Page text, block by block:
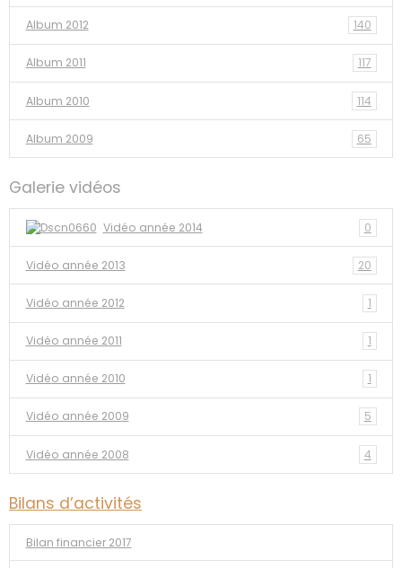
Album 2012 140
Album 2011 117
Album 2010 114
Album 2009 65
Galerie vidéos
Vidéo année 2014 0
Vidéo année 2013 20
Vidéo année 2012 1
Vidéo année 2011 1
Vidéo année 2010 1
Vidéo année 2009 5
Vidéo année 2008 4
Bilans d’activités
Bilan financier 2017